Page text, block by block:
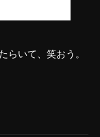
らいて、笑おう。